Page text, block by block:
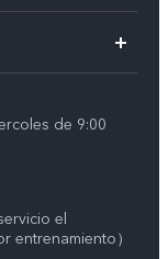
de 9:00
el
entrenamiento）